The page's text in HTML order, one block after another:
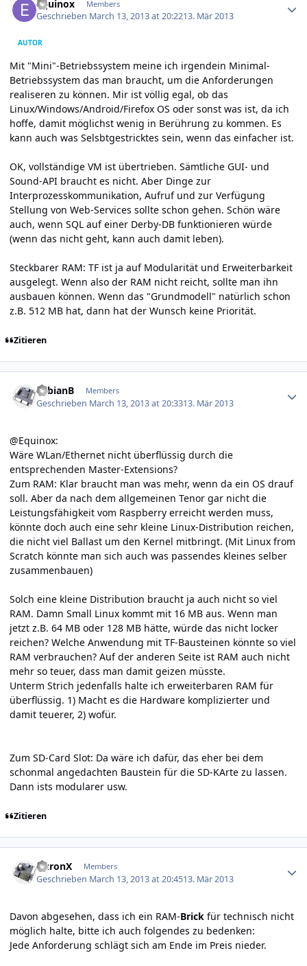
Equinox Members
Geschrieben March 13, 2013 at 20:2213. Mär 2013
AUTOR
Mit "Mini"-Betriebssystem meine ich irgendein Minimal-
Betriebssystem das man braucht, um die Anforderungen
realiseren zu können. Mir ist völlig egal, ob das
Linux/Windows/Android/Firefox OS oder sonst was ist, da ich
hoffe, damit möglichst wenig in Berührung zu kommen. Es
kann auch was Selsbtgestricktes sein, wenn das einfacher ist.
OK, vollständige VM ist übertrieben. Sämtliche GUI- und
Sound-API braucht es nicht. Aber Dinge zur
Interprozesskommunikation, Aufruf und zur Verfügung
Stellung von Web-Services sollte schon gehen. Schön wäre
auch, wenn SQL auf einer Derby-DB funktionieren würde
(wenn das nicht geht, kann auch damit leben).
Steckbarer RAM: TF ist ja auf Modularität und Erweiterbarkeit
ausgelegt. Wenn also der RAM nicht reicht, sollte man ihn
ausbauen können. Wenn das "Grundmodell" natürlich schon
z.B. 512 MB hat, dann hat der Wunsch keine Priorität.
Zitieren
FabianB Members
Geschrieben March 13, 2013 at 20:3313. Mär 2013
@Equinox:
Wäre WLan/Ethernet nicht überflüssig durch die
entsprechenden Master-Extensions?
Zum RAM: Klar braucht man was mehr, wenn da ein OS drauf
soll. Aber da nach dem allgemeinen Tenor gar nicht die
Leistungsfähigkeit vom Raspberry erreicht werden muss,
könnte doch auch eine sehr kleine Linux-Distribution reichen,
die nicht viel Ballast um den Kernel mitbringt. (Mit Linux from
Scratch könnte man sich auch was passendes kleines selber
zusammenbauen)
Solch eine kleine Distribution braucht ja auch nicht so viel
RAM. Damn Small Linux kommt mit 16 MB aus. Wenn man
jetzt z.B. 64 MB oder 128 MB hätte, würde das nicht locker
reichen? Welche Anwendung mit TF-Bausteinen könnte so viel
RAM verbrauchen? Auf der anderen Seite ist RAM auch nicht
mehr so teuer, dass man damit geizen müsste.
Unterm Strich jedenfalls halte ich erweiterbaren RAM für
überflüssig. 1) Macht es die Hardware komplizierter und
damit teuerer, 2) wofür.
Zum SD-Card Slot: Da wäre ich dafür, das eher bei dem
schonmal angedachten Baustein für die SD-KArte zu lassen.
Dann ists modularer usw.
Zitieren
AuronX Members
Geschrieben March 13, 2013 at 20:4513. Mär 2013
Davon abgesehen, dass ich ein RAM-Brick für technisch nicht
möglich halte, bitte ich auch folgendes zu bedenken:
Jede Anforderung schlägt sich am Ende im Preis nieder.